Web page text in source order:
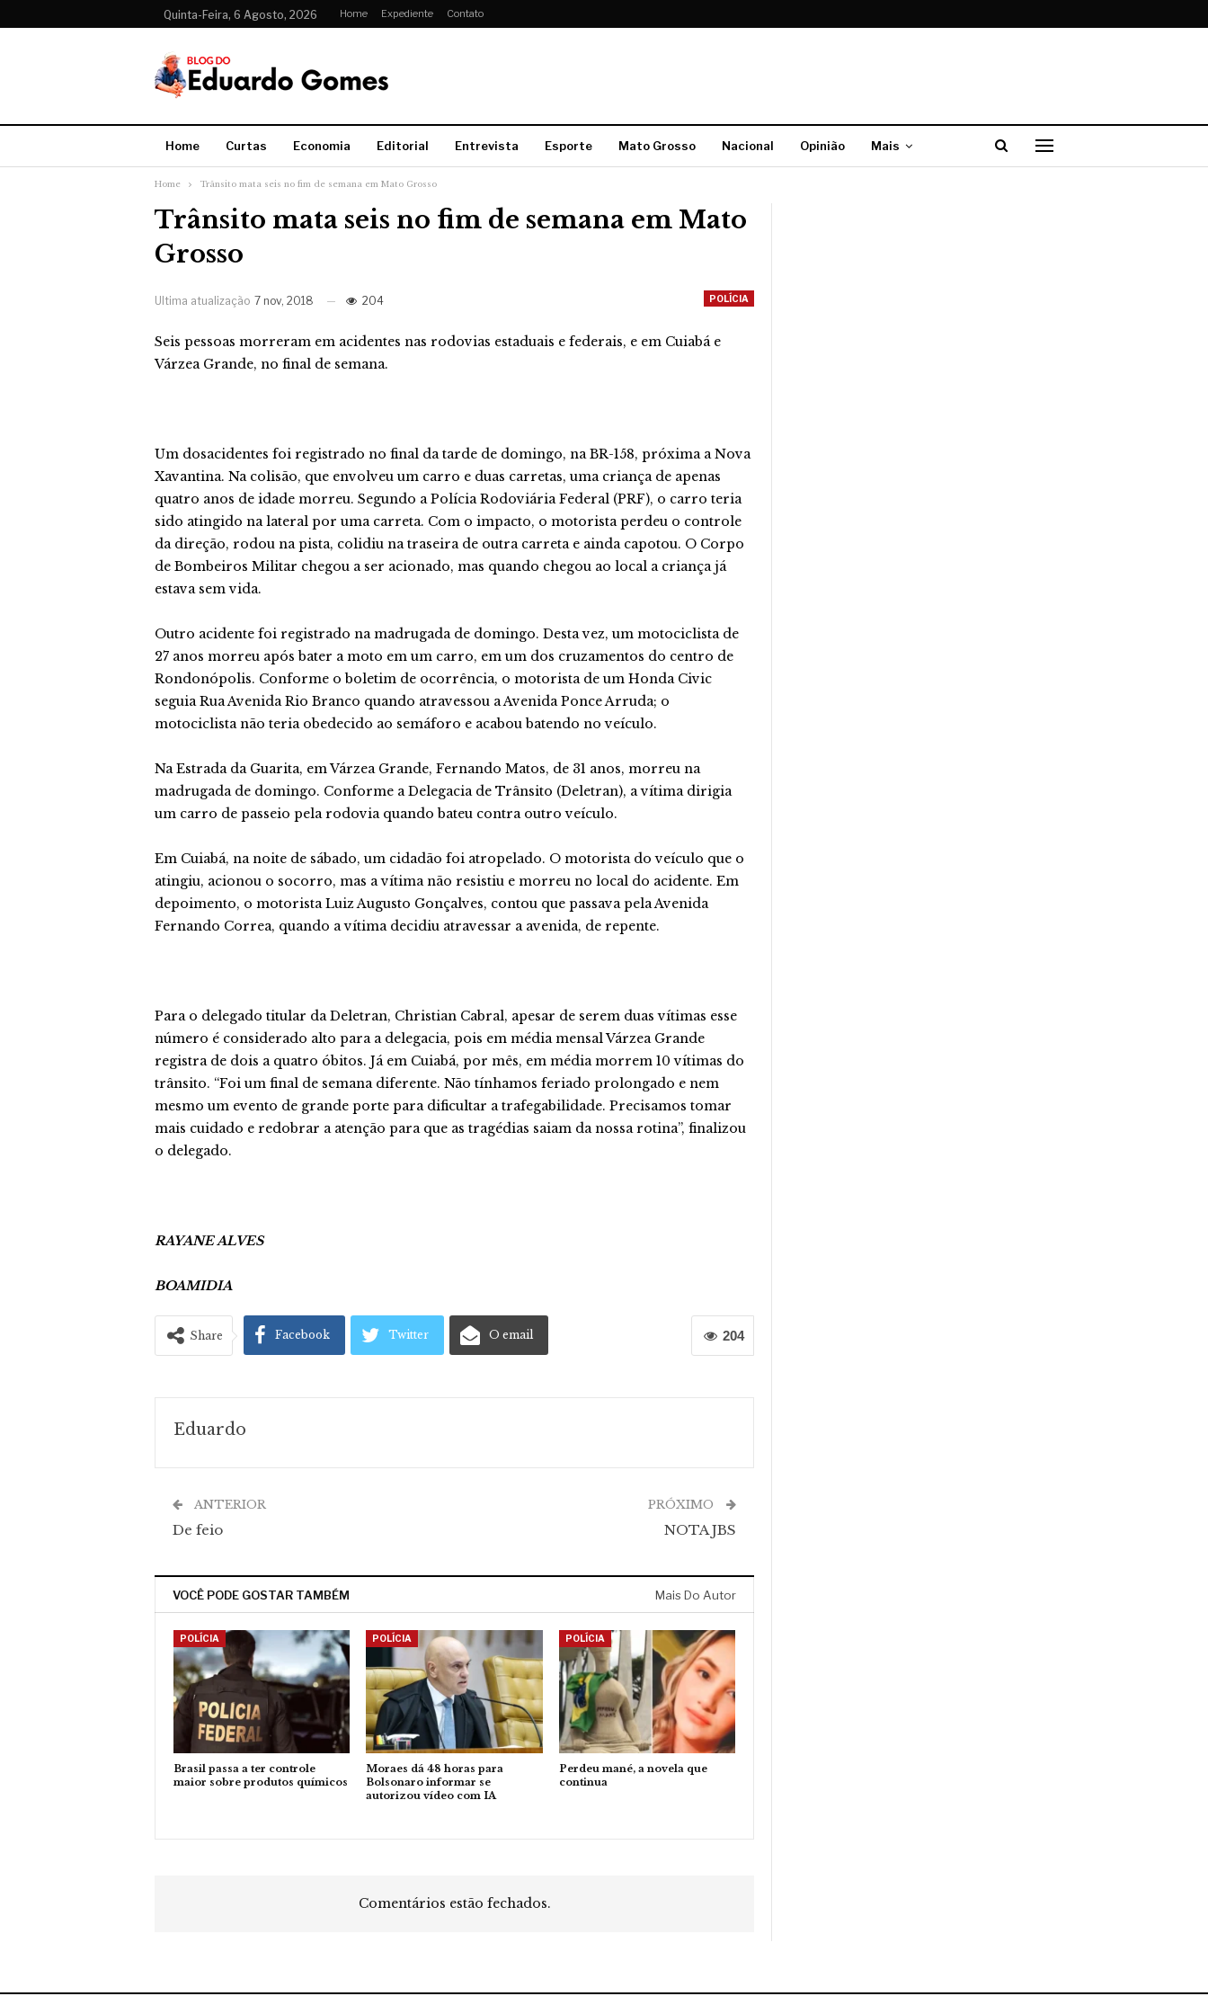
Quinta-Feira, 6 Agosto, 2026 Home Expediente Contato
Home Curtas Economia Editorial Entrevista Esporte Mato Grosso Nacional Opinião Mais
Home Trânsito mata seis no fim de semana em Mato Grosso
Trânsito mata seis no fim de semana em Mato
Grosso
POLÍCIA
Ultima atualização 7 nov, 2018 204
Seis pessoas morreram em acidentes nas rodovias estaduais e federais, e em Cuiabá e
Várzea Grande, no final de semana.
Um dosacidentes foi registrado no final da tarde de domingo, na BR-158, próxima a Nova
Xavantina. Na colisão, que envolveu um carro e duas carretas, uma criança de apenas
quatro anos de idade morreu. Segundo a Polícia Rodoviária Federal (PRF), o carro teria
sido atingido na lateral por uma carreta. Com o impacto, o motorista perdeu o controle
da direção, rodou na pista, colidiu na traseira de outra carreta e ainda capotou. O Corpo
de Bombeiros Militar chegou a ser acionado, mas quando chegou ao local a criança já
estava sem vida.
Outro acidente foi registrado na madrugada de domingo. Desta vez, um motociclista de
27 anos morreu após bater a moto em um carro, em um dos cruzamentos do centro de
Rondonópolis. Conforme o boletim de ocorrência, o motorista de um Honda Civic
seguia Rua Avenida Rio Branco quando atravessou a Avenida Ponce Arruda; o
motociclista não teria obedecido ao semáforo e acabou batendo no veículo.
Na Estrada da Guarita, em Várzea Grande, Fernando Matos, de 31 anos, morreu na
madrugada de domingo. Conforme a Delegacia de Trânsito (Deletran), a vítima dirigia
um carro de passeio pela rodovia quando bateu contra outro veículo.
Em Cuiabá, na noite de sábado, um cidadão foi atropelado. O motorista do veículo que o
atingiu, acionou o socorro, mas a vítima não resistiu e morreu no local do acidente. Em
depoimento, o motorista Luiz Augusto Gonçalves, contou que passava pela Avenida
Fernando Correa, quando a vítima decidiu atravessar a avenida, de repente.
Para o delegado titular da Deletran, Christian Cabral, apesar de serem duas vítimas esse
número é considerado alto para a delegacia, pois em média mensal Várzea Grande
registra de dois a quatro óbitos. Já em Cuiabá, por mês, em média morrem 10 vítimas do
trânsito. “Foi um final de semana diferente. Não tínhamos feriado prolongado e nem
mesmo um evento de grande porte para dificultar a trafegabilidade. Precisamos tomar
mais cuidado e redobrar a atenção para que as tragédias saiam da nossa rotina”, finalizou
o delegado.
RAYANE ALVES
BOAMIDIA
204
Share Facebook Twitter O email
Eduardo
ANTERIOR
De feio
PRÓXIMO
NOTA JBS
VOCÊ PODE GOSTAR TAMBÉM Mais Do Autor
POLÍCIA
Brasil passa a ter controle
maior sobre produtos químicos
POLÍCIA
Moraes dá 48 horas para
Bolsonaro informar se
autorizou vídeo com IA
POLÍCIA
Perdeu mané, a novela que
continua
Comentários estão fechados.